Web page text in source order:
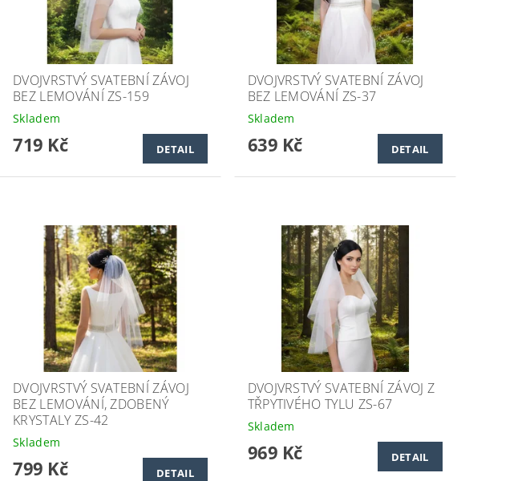
DVOJVRSTVÝ SVATEBNÍ ZÁVOJ
BEZ LEMOVÁNÍ ZS-159
Skladem
719 Kč DETAIL
DVOJVRSTVÝ SVATEBNÍ ZÁVOJ
BEZ LEMOVÁNÍ ZS-37
Skladem
639 Kč DETAIL
DVOJVRSTVÝ SVATEBNÍ ZÁVOJ
BEZ LEMOVÁNÍ, ZDOBENÝ
KRYSTALY ZS-42
Skladem
799 Kč DETAIL
DVOJVRSTVÝ SVATEBNÍ ZÁVOJ Z
TŘPYTIVÉHO TYLU ZS-67
Skladem
969 Kč DETAIL